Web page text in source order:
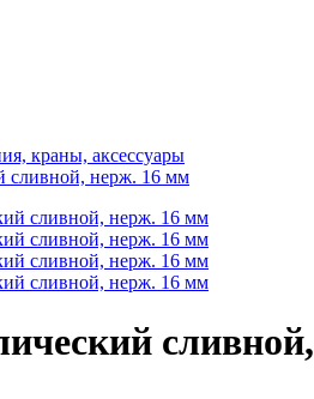
краны, аксессуары
сливной, нерж. 16 мм
сливной,